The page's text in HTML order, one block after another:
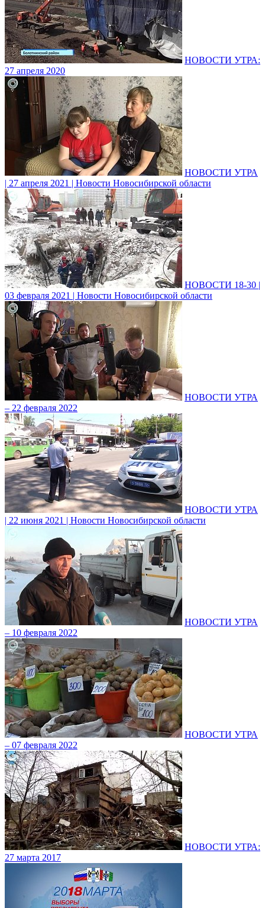
НОВОСТИ УТРА:
27 апреля 2020
НОВОСТИ УТРА
| 27 апреля 2021 | Новости Новосибирской области
НОВОСТИ 18-30 |
03 февраля 2021 | Новости Новосибирской области
НОВОСТИ УТРА
– 22 февраля 2022
НОВОСТИ УТРА
| 22 июня 2021 | Новости Новосибирской области
НОВОСТИ УТРА
– 10 февраля 2022
НОВОСТИ УТРА
– 07 февраля 2022
НОВОСТИ УТРА:
27 марта 2017